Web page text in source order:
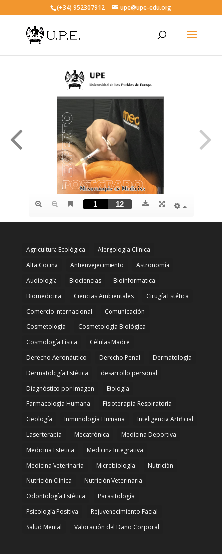
(+34) 952307912 upe@upe-edu.org
Agricultura Ecológica
Alergología Clínica
Alta Cocina
Antienvejecimiento
Astronomía
Audiología
Biociencias
Bioinformatica
Biomedicina
Ciencias Ambientales
Cirugía Estética
Comercio Internacional
Comunicación
Cosmetología
Cosmetología Biológica
Cosmología Física
Células Madre
Derecho Aeronáutico
Derecho Penal
Dermatología
Dermatología Estética
desarrollo personal
Diagnóstico por Imagen
Etología
Farmacologia Humana
Fisioterapia Respiratoria
Geología
Inmunología Humana
Inteligencia Artificial
Laserterapia
Mecatrónica
Medicina Deportiva
Medicina Estetica
Medicina Integrativa
Medicina Veterinaria
Microbiología
Nutrición
Nutrición Clínica
Nutrición Veterinaria
Odontología Estética
Parasitología
Psicología Positiva
Rejuvenecimiento Facial
Salud Mental
Valoración del Daño Corporal